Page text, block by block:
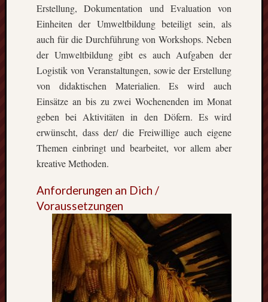
Erstellung, Dokumentation und Evaluation von
Einheiten der Umweltbildung beteiligt sein, als
auch für die Durchführung von Workshops. Neben
der Umweltbildung gibt es auch Aufgaben der
Logistik von Veranstaltungen, sowie der Erstellung
von didaktischen Materialien. Es wird auch
Einsätze an bis zu zwei Wochenenden im Monat
geben bei Aktivitäten in den Döfern. Es wird
erwünscht, dass der/ die Freiwillige auch eigene
Themen einbringt und bearbeitet, vor allem aber
kreative Methoden.
Anforderungen an Dich /
Voraussetzungen